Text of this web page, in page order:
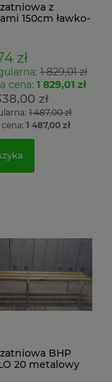
z
150cm ławko-
zł
1 829,01 zł
cena: 1 829,01 zł
zł
1 487,00 zł
1 487,00 zł
BHP
20 metalowy